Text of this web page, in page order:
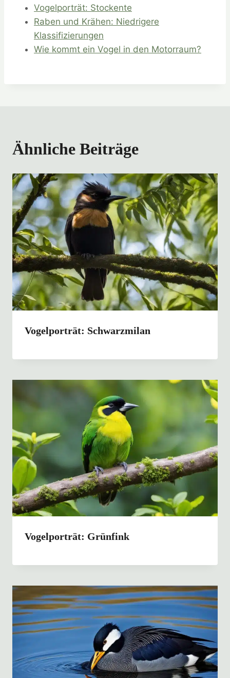
Vogelporträt: Stockente
Raben und Krähen: Niedrigere
Klassifizierungen
Wie kommt ein Vogel in den Motorraum?
Ähnliche Beiträge
Vogelporträt: Schwarzmilan
Vogelporträt: Grünfink